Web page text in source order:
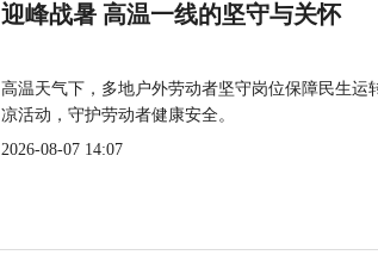
迎峰战暑 高温一线的坚守与关怀
高温天气下，多地户外劳动者坚守岗位保障民生运
凉活动，守护劳动者健康安全。
2026-08-07 14:07